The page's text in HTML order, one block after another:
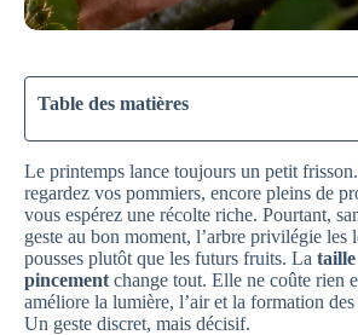
Table des matières
Le printemps lance toujours un petit
regardez vos pommiers, encore pleins de
vous espérez une récolte riche. Pourtant,
geste au bon moment, l’arbre privilégie les
pousses plutôt que les futurs fruits. La taille
pincement change tout. Elle ne coûte rien
améliore la lumière, l’air et la formation
Un geste discret, mais décisif.